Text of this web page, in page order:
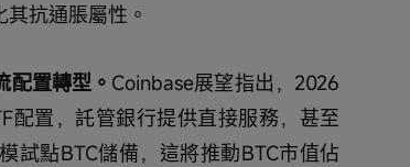
抗通脹屬性。
配置轉型。 Coinbase展望指出，2026
配置，託管銀行提供直接服務，甚至
試點BTC儲備，這將推動BTC市值佔